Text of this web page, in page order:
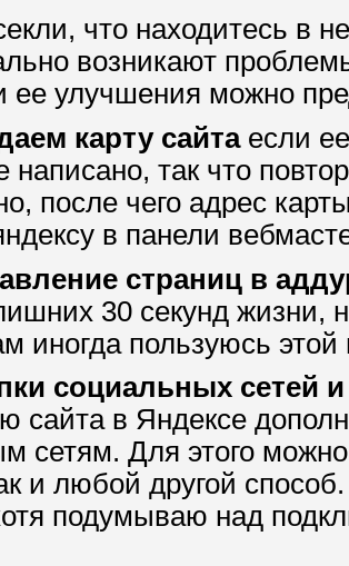
что находитесь в
возникают
ее улучшения можно
карту сайта если
написано, так что
после чего адрес
в панели
страниц в
30 секунд жизни,
иногда пользуюсь
социальных сетей
сайта в Яндексе
сетям. Для этого
и любой другой
подумываю над